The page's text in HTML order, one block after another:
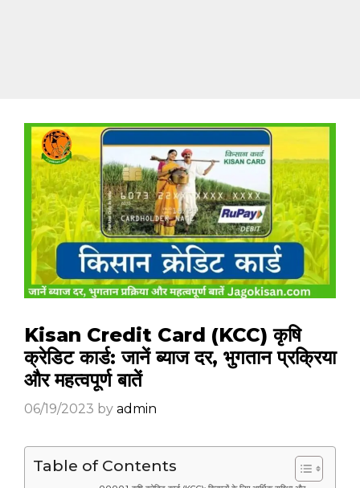
Kisan Credit Card (KCC) कृषि
क्रेडिट कार्ड: जानें ब्याज दर, भुगतान प्रक्रिया
और महत्वपूर्ण बातें
06/19/2023 by admin
Table of Contents